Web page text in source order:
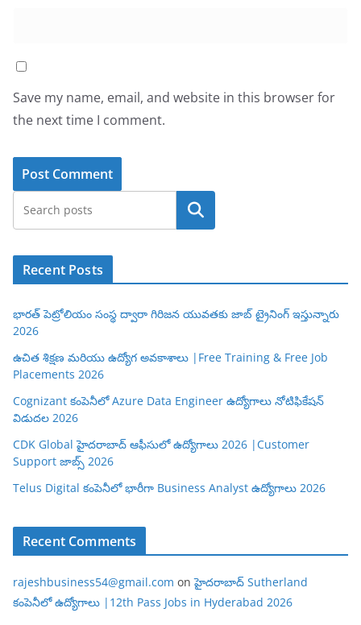
Save my name, email, and website in this browser for
the next time I comment.
Search
Recent Posts
భారత్ పెట్రోలియం సంస్థ ద్వారా గిరిజన యువతకు జాబ్ ట్రైనింగ్ ఇస్తున్నారు
2026
ఉచిత శిక్షణ మరియు ఉద్యోగ అవకాశాలు |Free Training & Free Job
Placements 2026
Cognizant కంపెనీలో Azure Data Engineer ఉద్యోగాలు నోటిఫికేషన్
విడుదల 2026
CDK Global హైదరాబాద్ ఆఫీసులో ఉద్యోగాలు 2026 |Customer
Support జాబ్స్ 2026
Telus Digital కంపెనీలో భారీగా Business Analyst ఉద్యోగాలు 2026
Recent Comments
rajeshbusiness54@gmail.com onహైదరాబాద్ Sutherland
కంపెనీలో ఉద్యోగాలు |12th Pass Jobs in Hyderabad 2026